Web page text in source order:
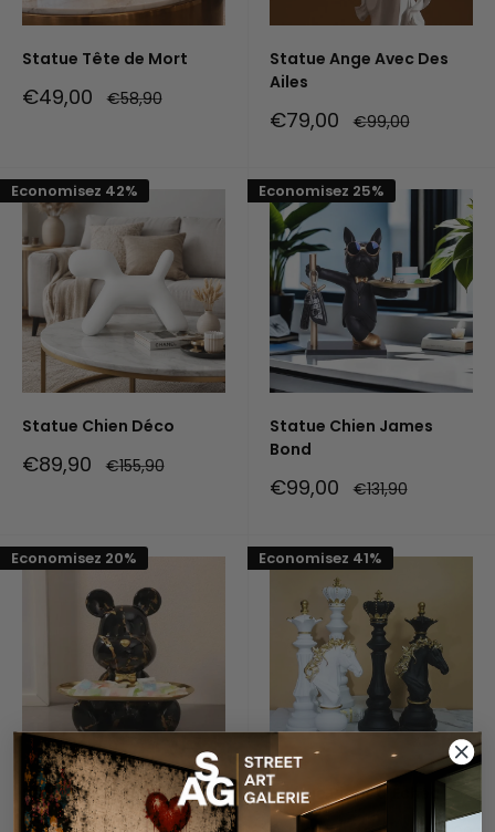
Statue Tête de Mort
Prix
réduit
€49,00 Prix
normal
€58,90
Statue Ange Avec Des
Ailes
Prix
réduit
€79,00 Prix
normal
€99,00
Economisez 42%
Statue Chien Déco
Prix
réduit
€89,90 Prix
normal
€155,90
Economisez 25%
Statue Chien James
Bond
Prix
réduit
€99,00 Prix
normal
€131,90
Economisez 20%
Statue Majordome
Economisez 41%
Statue Pions d'Échec